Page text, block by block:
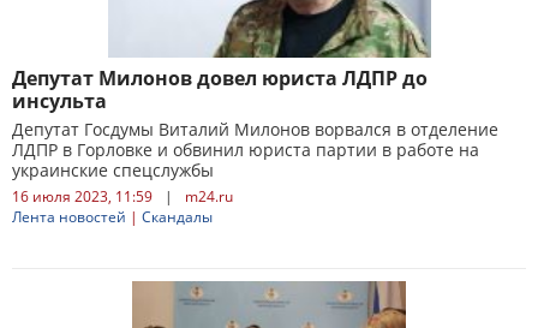
Депутат Милонов довел юриста ЛДПР до
инсульта
Депутат Госдумы Виталий Милонов ворвался в отделение
ЛДПР в Горловке и обвинил юриста партии в работе на
украинские спецслужбы
16 июля 2023, 11:59 |
m24.ru
Лента новостей | Скандалы